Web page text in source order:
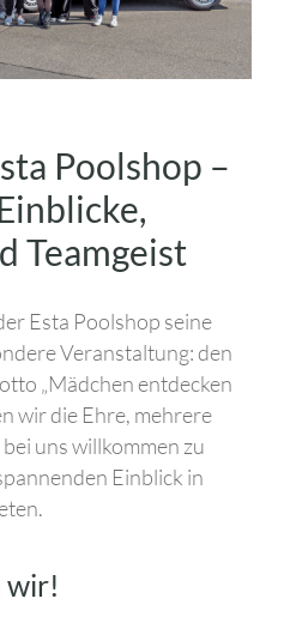
Poolshop –
Teamgeist
Esta Poolshop seine
Veranstaltung: den
„Mädchen entdecken
wir die Ehre, mehrere
uns willkommen zu
Einblick in
wir!